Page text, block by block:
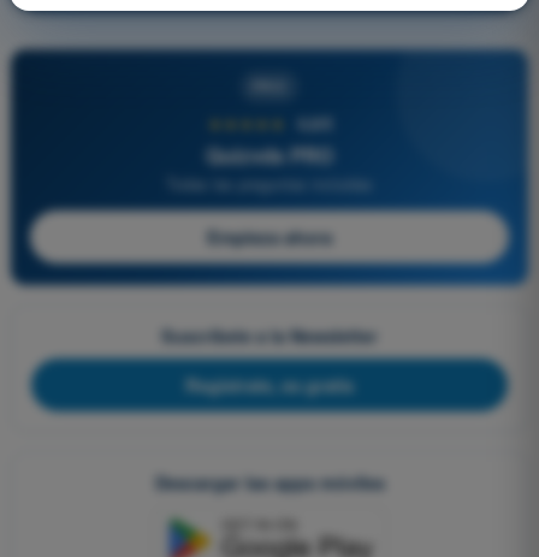
4,6/5
Quizvds PRO
Empieza ahora
Suscríbete a la Newsletter
Regístrate, es gratis
Descargar las apps móviles